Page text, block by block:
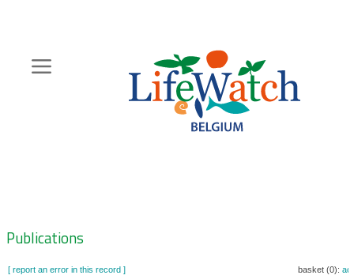
content
Zoeknavigatie
Publications
[ report an error in this record ] basket (0):